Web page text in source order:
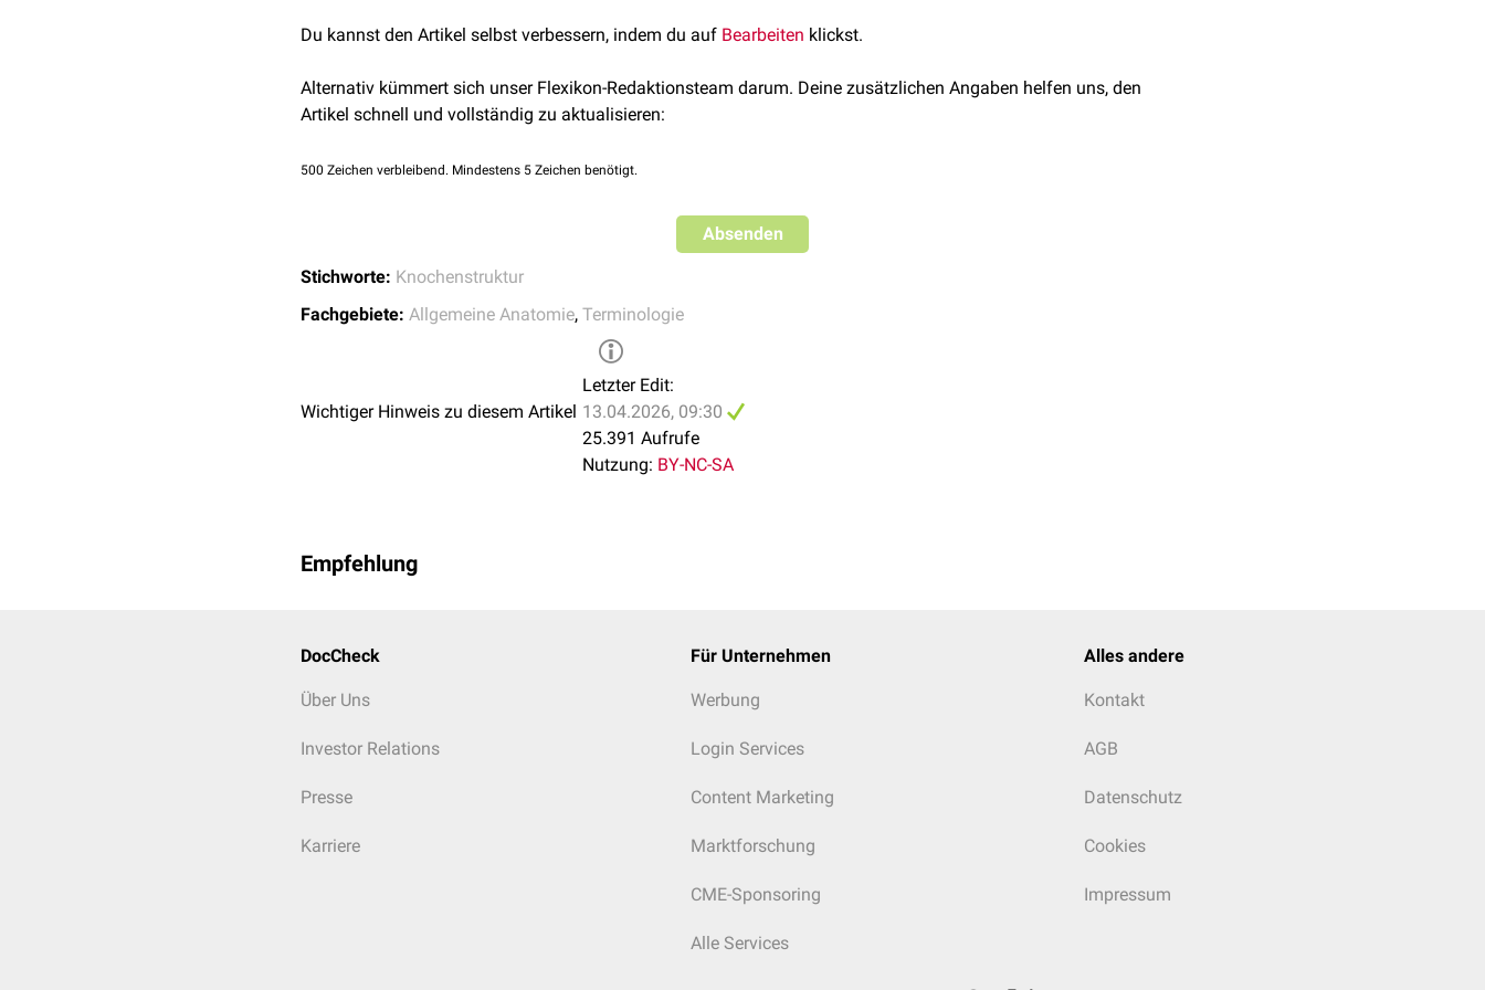
Du kannst den Artikel selbst verbessern, indem du auf Bearbeiten klickst.
Alternativ kümmert sich unser Flexikon-Redaktionsteam darum. Deine zusätzlichen Angaben helfen uns, den
Artikel schnell und vollständig zu aktualisieren:
500 Zeichen verbleibend. Mindestens 5 Zeichen benötigt.
Absenden
Stichworte: Knochenstruktur
Fachgebiete: Allgemeine Anatomie, Terminologie
Wichtiger Hinweis zu diesem Artikel
Letzter Edit:
13.04.2026, 09:30
25.391 Aufrufe
Nutzung: BY-NC-SA
Empfehlung
DocCheck
Über Uns
Investor Relations
Presse
Karriere
Für Unternehmen
Werbung
Login Services
Content Marketing
Marktforschung
CME-Sponsoring
Alle Services
Alles andere
Kontakt
AGB
Datenschutz
Cookies
Impressum